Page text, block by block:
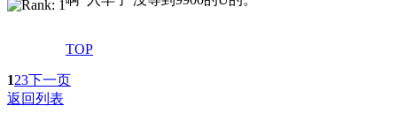
TOP
123下一页
返回列表